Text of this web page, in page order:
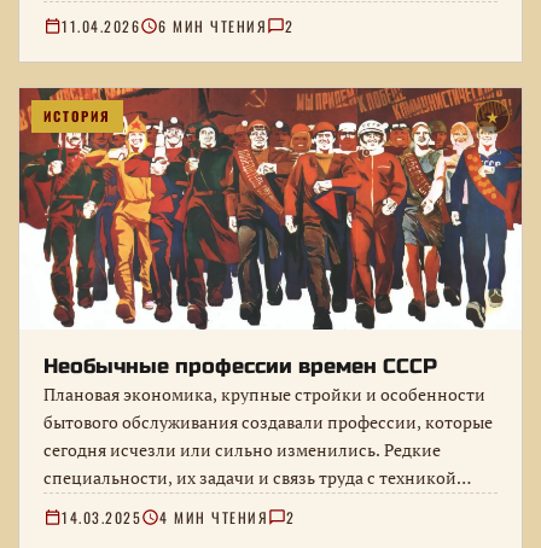
11.04.2026 6 МИН ЧТЕНИЯ 2
ИСТОРИЯ ★
Необычные профессии времен СССР
Плановая экономика, крупные стройки и особенности
бытового обслуживания создавали профессии, которые
сегодня исчезли или сильно изменились. Редкие
специальности, их задачи и связь труда с техникой…
14.03.2025 4 МИН ЧТЕНИЯ 2